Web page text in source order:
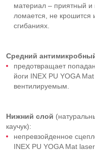
материал – приятный и
ломается, не крошится
сгибаниях.
Средний
предотвращает
йоги INEX PU YOGA
вентилируемым.
Нижний слой
каучук):
непревзойденное
INEX PU YOGA Mat